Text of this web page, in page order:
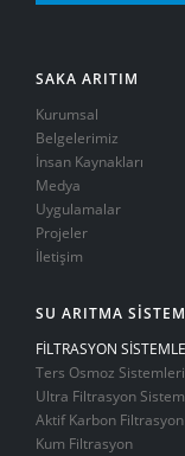
SAKA ARITIM
Kurumsal
Belgelerimiz
İnsan Kaynakları
Medya
Uygulamalar
Projeler
İletişim
SU ARITMA
FİLTRASYON
Ters Osmoz Sistemleri
Ultra Filtrasyon
Aktif Karbon Filtrasyon
Kum Filtrasyon